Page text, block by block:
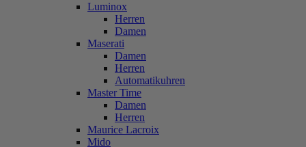
Luminox
Herren
Damen
Maserati
Damen
Herren
Automatikuhren
Master Time
Damen
Herren
Maurice Lacroix
Mido